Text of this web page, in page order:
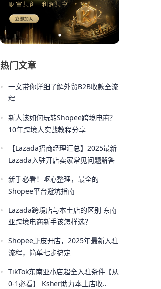
热门文章
• 一文带你详细了解外贸B2B收款全流
程
• 新人该如何玩转Shopee跨境电商？
10年跨境人实战教程分享
•
【Lazada招商经理汇总】2025最新
Lazada入驻开店卖家常见问题解答
• 新手必看！呕心整理，最全的
Shopee平台避坑指南
•
Lazada跨境店与本土店的区别 东南
亚跨境电商新手该怎样选？
• Shopee虾皮开店，2025年最新入驻
流程，简单七步搞定
• TikTok东南亚小店超全入驻条件【从
0-1必看】 Ksher助力本土店收